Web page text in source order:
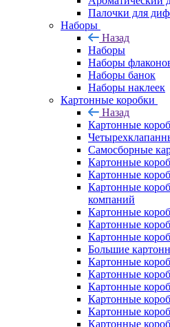
Палочки для
Наборы
Назад
Наборы
Наборы
Наборы банок
Наборы наклеек
Картонные коробки
Назад
Картонные
Самосборные
Картонные
Картонные
Картонные
компаний
Картонные
Картонные
Картонные
Большие
Картонные
Картонные
Картонные
Картонные
Картонные
Картонные